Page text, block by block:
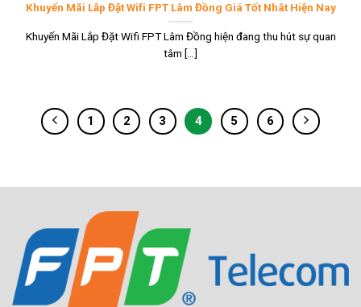
Khuyến Mãi Lắp Đặt Wifi FPT Lâm Đồng Giá Tốt Nhât Hiện Nay
Khuyến Mãi Lắp Đặt Wifi FPT Lâm Đồng hiện đang thu hút sự quan
tâm [...]
1 2 3 4 5 6